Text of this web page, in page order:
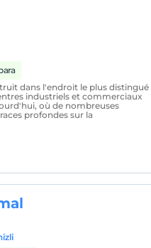
dans l'endroit le plus distingué
industriels et commerciaux
où de nombreuses
profondes sur la